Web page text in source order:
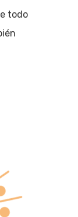
todo